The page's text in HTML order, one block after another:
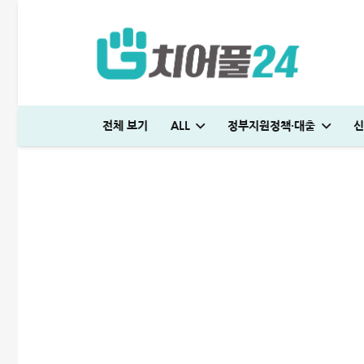
전체 보기 ALL 정부지원정책·대출
건강검진 실비보험 청구 할
2021-12-12 주택대출